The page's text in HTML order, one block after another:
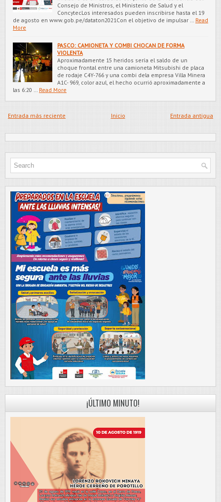
Consejo de Ministros, el Ministerio de Salud y el
ConcytecLos interesados pueden inscribirse hasta el 19
de agosto en www.gob.pe/dataton2021Con el objetivo de impulsar …
Read
More
PASCO: CAMIONETA Y COMBI CHOCAN DE FORMA
VIOLENTA
Aproximadamente 15 heridos sería el saldo de un
choque frontal entre una camioneta Mitsubishi de placa
de rodaje C4Y-766 y una combi dela empresa Villa Minera
A1C- 969, color azul, el hecho ocurrió aproximadamente a
las 6:20 …
Read More
Entrada más reciente Entrada antigua
Inicio
¡ÚLTIMO MINUTO!